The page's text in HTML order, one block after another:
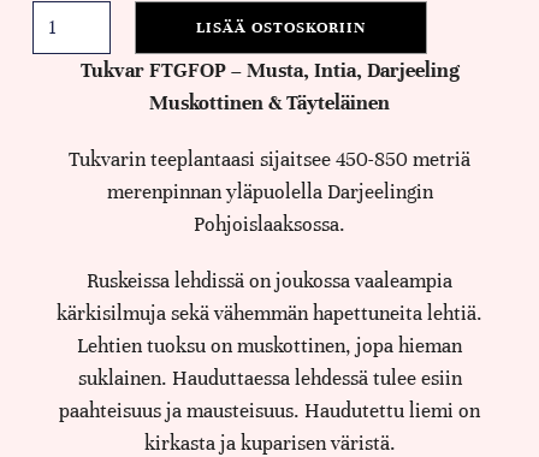
LISÄÄ OSTOSKORIIN
Tukvar FTGFOP – Musta, Intia, Darjeeling
Muskottinen & Täyteläinen
Tukvarin teeplantaasi sijaitsee 450-850 metriä
merenpinnan yläpuolella Darjeelingin
Pohjoislaaksossa.
Ruskeissa lehdissä on joukossa vaaleampia
kärkisilmuja sekä vähemmän hapettuneita lehtiä.
Lehtien tuoksu on muskottinen, jopa hieman
suklainen. Hauduttaessa lehdessä tulee esiin
paahteisuus ja mausteisuus. Haudutettu liemi on
kirkasta ja kuparisen väristä.